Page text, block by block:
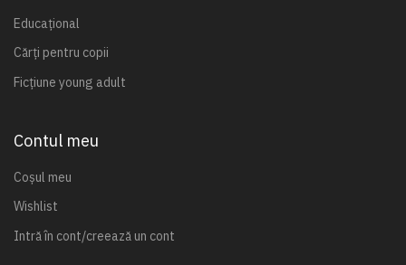
Educațional
Cărți pentru copii
Ficțiune young adult
Contul meu
Coșul meu
Wishlist
Intră în cont/creează un cont